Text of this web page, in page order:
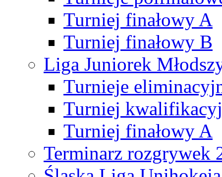
Turniej finałowy A
Turniej finałowy B
Liga Juniorek
Turnieje
Turniej
Turniej finałowy A
Terminarz rozgrywek